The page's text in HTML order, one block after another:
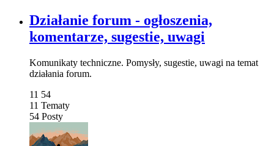
Działanie forum - ogłoszenia,
komentarze, sugestie, uwagi
Komunikaty techniczne. Pomysły, sugestie, uwagi na temat
działania forum.
11 54
11 Tematy
54 Posty